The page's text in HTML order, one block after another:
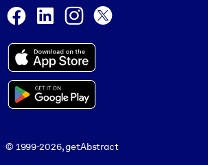
Facebook
LinkedInInstagram
© 1999-2026, getAbstract